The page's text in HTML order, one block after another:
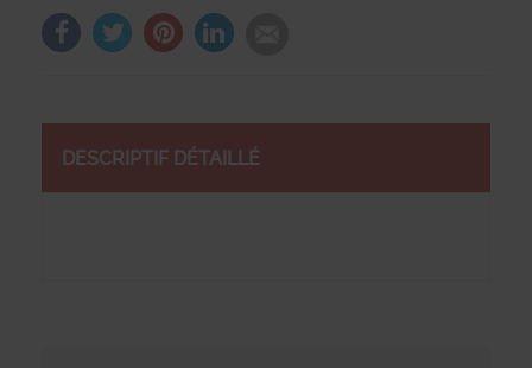
DESCRIPTIF DÉTAILLÉ